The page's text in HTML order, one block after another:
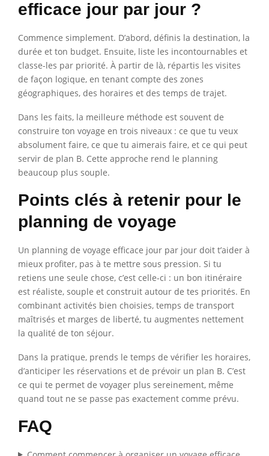
efficace jour par jour ?
Commence simplement. D’abord, définis la destination, la
durée et ton budget. Ensuite, liste les incontournables et
classe-les par priorité. À partir de là, répartis les visites
de façon logique, en tenant compte des zones
géographiques, des horaires et des temps de trajet.
Dans les faits, la meilleure méthode est souvent de
construire ton voyage en trois niveaux : ce que tu veux
absolument faire, ce que tu aimerais faire, et ce qui peut
servir de plan B. Cette approche rend le planning
beaucoup plus souple.
Points clés à retenir pour le
planning de voyage
Un planning de voyage efficace jour par jour doit t’aider à
mieux profiter, pas à te mettre sous pression. Si tu
retiens une seule chose, c’est celle-ci : un bon itinéraire
est réaliste, souple et construit autour de tes priorités. En
combinant activités bien choisies, temps de transport
maîtrisés et marges de liberté, tu augmentes nettement
la qualité de ton séjour.
Dans la pratique, prends le temps de vérifier les horaires,
d’anticiper les réservations et de prévoir un plan B. C’est
ce qui te permet de voyager plus sereinement, même
quand tout ne se passe pas exactement comme prévu.
FAQ